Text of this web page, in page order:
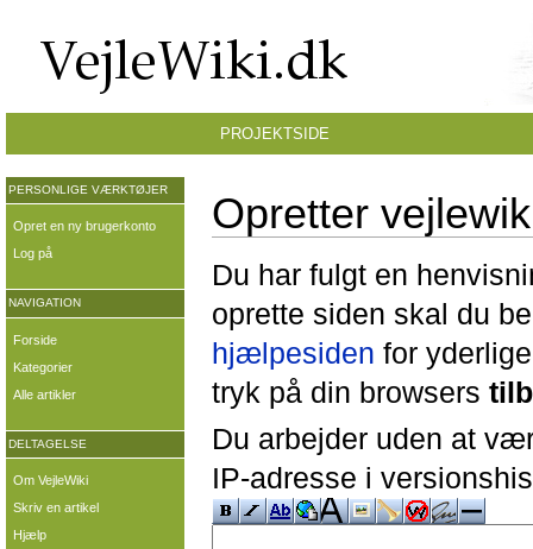
Opretter
Du har fulgt en
oprette siden skal du
hjælpesiden for
tryk på din browsers
Du arbejder uden at
IP-adresse i
PROJEKTSIDE
PERSONLIGE VÆRKTØJER
Opret en ny brugerkonto
Log på
NAVIGATION
Forside
Kategorier
Alle artikler
DELTAGELSE
Om VejleWiki
Skriv en artikel
Hjælp